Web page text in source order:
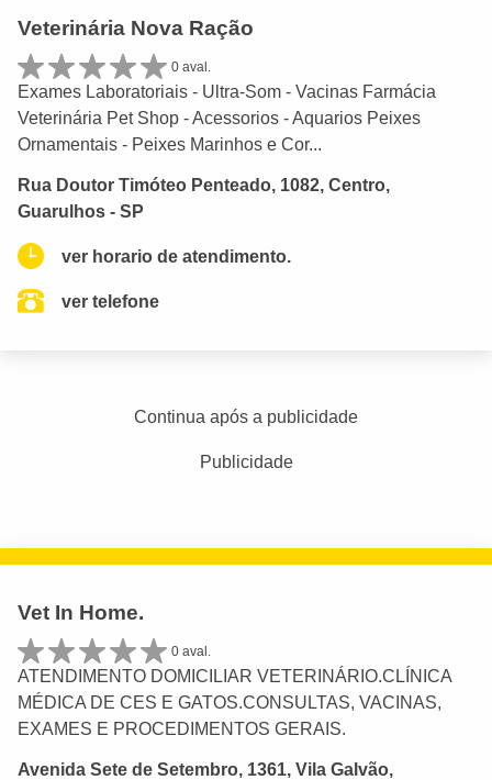
Veterinária Nova Ração
0 aval.
Exames Laboratoriais - Ultra-Som - Vacinas Farmácia
Veterinária Pet Shop - Acessorios - Aquarios Peixes
Ornamentais - Peixes Marinhos e Cor...
Rua Doutor Timóteo Penteado, 1082, Centro,
Guarulhos - SP
ver horario de atendimento.
ver telefone
Continua após a publicidade
Publicidade
Vet In Home.
0 aval.
ATENDIMENTO DOMICILIAR VETERINÁRIO.CLÍNICA
MÉDICA DE CES E GATOS.CONSULTAS, VACINAS,
EXAMES E PROCEDIMENTOS GERAIS.
Avenida Sete de Setembro, 1361, Vila Galvão,